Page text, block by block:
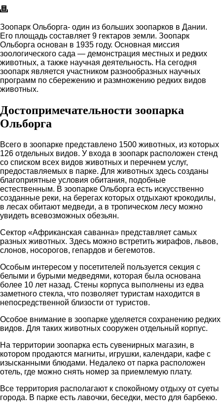
Зоопарк Ольборга- один из больших зоопарков в Дании.
Его площадь составляет 9 гектаров земли. Зоопарк
Ольборга основан в 1935 году. Основная миссия
зоологического сада — демонстрация местных и редких
животных, а также научная деятельность. На сегодня
зоопарк является участником разнообразных научных
программ по сбережению и размножению редких видов
животных.
Достопримечательности зоопарка
Ольборга
Всего в зоопарке представлено 1500 животных, из которых
126 отдельных видов. У входа в зоопарк расположен стенд
со списком всех видов животных и перечнем услуг,
предоставляемых в парке. Для животных здесь созданы
благоприятные условия обитания, подобные
естественным. В зоопарке Ольборга есть искусственно
созданные реки, на берегах которых отдыхают крокодилы,
в лесах обитают медведи, а в тропическом лесу можно
увидеть всевозможных обезьян.
Сектор «Африканская саванна» представляет самых
разных животных. Здесь можно встретить жирафов, львов,
слонов, носорогов, гепардов и бегемотов.
Особым интересом у посетителей пользуется секция с
белыми и бурыми медведями, которая была основана
более 10 лет назад. Стены корпуса выполнены из едва
заметного стекла, что позволяет туристам находится в
непосредственной близости от туристов.
Особое внимание в зоопарке уделяется сохранению редких
видов. Для таких животных сооружен отдельный корпус.
На территории зоопарка есть сувенирных магазин, в
котором продаются магниты, игрушки, календари, кафе с
изысканными блюдами. Недалеко от парка расположен
отель, где можно снять номер за приемлемую плату.
Все территория располагают к спокойному отдыху от суеты
города. В парке есть лавочки, беседки, место для барбекю.